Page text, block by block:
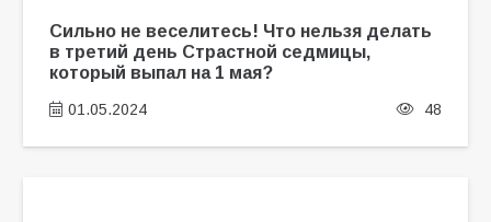
Сильно не веселитесь! Что нельзя делать
в третий день Страстной седмицы,
который выпал на 1 мая?
01.05.2024 48